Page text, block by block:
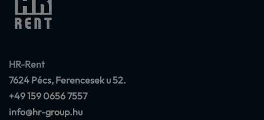
HR-Rent
7624 Pécs, Ferencesek u 52.
+49 159 0656 7557
info@hr-group.hu